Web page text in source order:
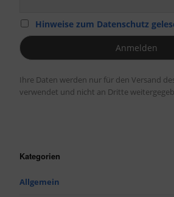
Hinweise zum Datenschutz
Ihre Daten werden nur für den Versand
verwendet und nicht an Dritte
Kategorien
Allgemein